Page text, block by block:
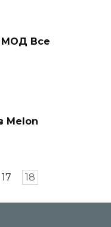
МОД Все
Melon
17 18